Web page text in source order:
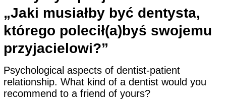
„Jaki musiałby być dentysta,
którego polecił(a)byś swojemu
przyjacielowi?”
Psychological aspects of dentist-patient
relationship. What kind of a dentist would you
recommend to a friend of yours?